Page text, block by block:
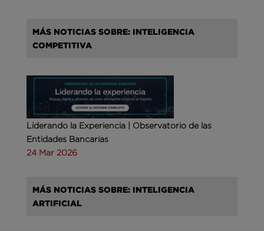
MÁS NOTICIAS SOBRE: INTELIGENCIA
COMPETITIVA
Liderando la Experiencia | Observatorio de las
Entidades Bancarias
24 Mar 2026
MÁS NOTICIAS SOBRE: INTELIGENCIA
ARTIFICIAL